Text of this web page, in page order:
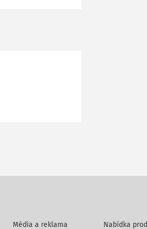
Média a reklama Nabídka